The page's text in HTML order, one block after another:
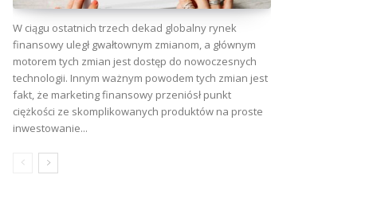
W ciągu ostatnich trzech dekad globalny rynek
finansowy uległ gwałtownym zmianom, a głównym
motorem tych zmian jest dostęp do nowoczesnych
technologii. Innym ważnym powodem tych zmian jest
fakt, że marketing finansowy przeniósł punkt
ciężkości ze skomplikowanych produktów na proste
inwestowanie...